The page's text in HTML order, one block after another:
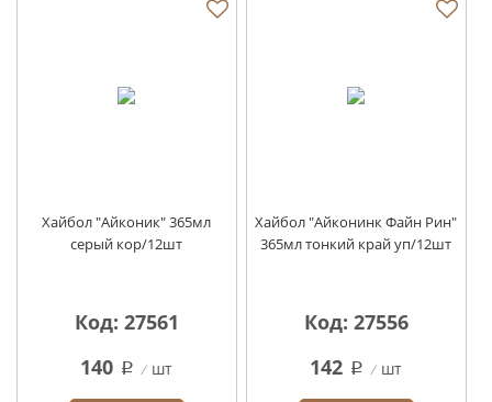
Хайбол "Айконик" 365мл
серый кор/12шт
Код: 27561
140 q шт
Хайбол "Айконинк Файн Рин"
365мл тонкий край уп/12шт
Код: 27556
142 q шт